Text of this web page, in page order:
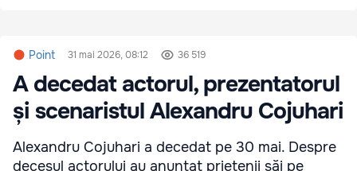
Point 31 mai 2026, 08:12 36 519
A decedat actorul, prezentatorul
și scenaristul Alexandru Cojuhari
Alexandru Cojuhari a decedat pe 30 mai. Despre
decesul actorului au anunțat prietenii săi pe